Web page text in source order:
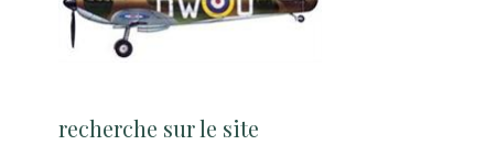
recherche sur le site